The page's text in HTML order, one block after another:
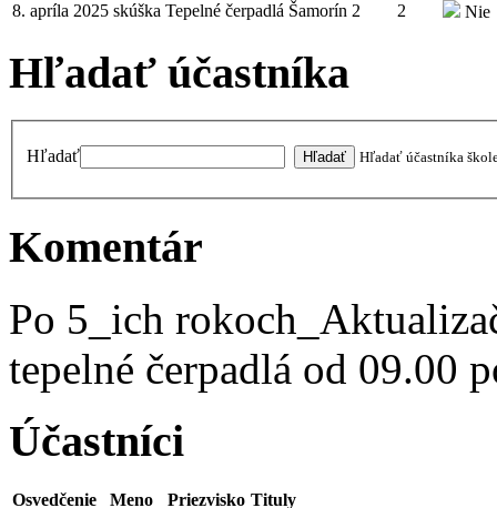
8. apríla 2025 skúška Tepelné čerpadlá Šamorín 2 2 Nie
Hľadať účastníka
Hľadať Hľadať účastníka
Komentár
Po 5_ich
tepelné čerpadlá od 09.00
Účastníci
Osvedčenie Meno Priezvisko Tituly